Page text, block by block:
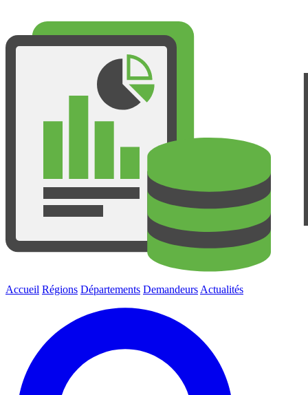
Accueil Régions Départements Demandeurs Actualités